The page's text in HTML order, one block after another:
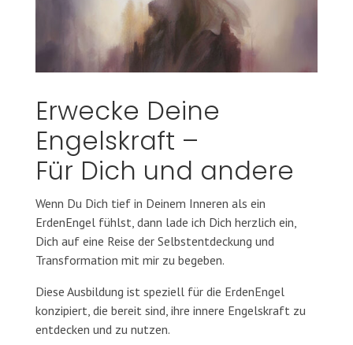
Erwecke Deine
Engelskraft –
Für Dich und andere
Wenn Du Dich tief in Deinem Inneren als ein
ErdenEngel fühlst, dann lade ich Dich herzlich ein,
Dich auf eine Reise der Selbstentdeckung und
Transformation mit mir zu begeben.
Diese Ausbildung ist speziell für die ErdenEngel
konzipiert, die bereit sind, ihre innere Engelskraft zu
entdecken und zu nutzen.